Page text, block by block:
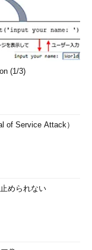
(1/3)
of Service Attack）
められない